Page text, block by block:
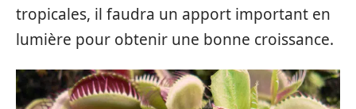
tropicales, il faudra un apport important en
lumière pour obtenir une bonne croissance.